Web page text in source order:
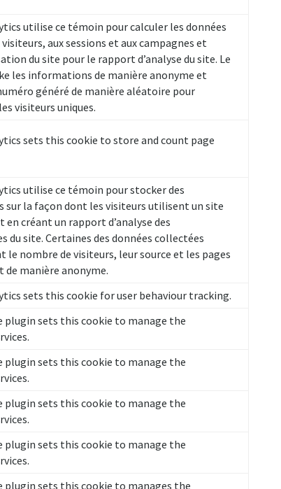
utilise ce témoin pour calculer les données
aux sessions et aux campagnes et
du site pour le rapport d’analyse du site. Le
les informations de manière anonyme et
généré de manière aléatoire pour
visiteurs uniques.
sets this cookie to store and count page
utilise ce témoin pour stocker des
sur la façon dont les visiteurs utilisent un site
créant un rapport d’analyse des
du site. Certaines des données collectées
le nombre de visiteurs, leur source et les pages
de manière anonyme.
sets this cookie for user behaviour tracking.
plugin sets this cookie to manage the
plugin sets this cookie to manage the
plugin sets this cookie to manage the
plugin sets this cookie to manage the
plugin sets this cookie to manages the